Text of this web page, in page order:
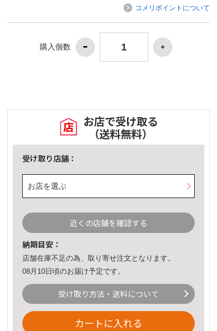
コメリポイントについて
購入個数
お店で受け取る
（送料無料）
受け取り店舗：
お店を選ぶ
近くの店舗を確認する
納期目安：
店舗在庫不足の為、取り寄せ注文となります。
08月10日頃のお届け予定です。
受け取り方法・送料について
カートに入れる